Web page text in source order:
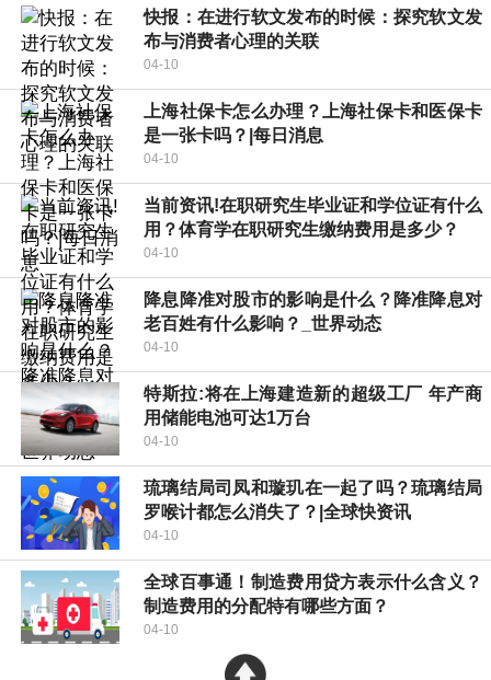
快报：在进行软文发布的时候：探究软文发
布与消费者心理的关联
04-10
上海社保卡怎么办理？上海社保卡和医保卡
是一张卡吗？|每日消息
04-10
当前资讯!在职研究生毕业证和学位证有什么
用？体育学在职研究生缴纳费用是多少？
04-10
降息降准对股市的影响是什么？降准降息对
老百姓有什么影响？_世界动态
04-10
特斯拉:将在上海建造新的超级工厂 年产商
用储能电池可达1万台
04-10
琉璃结局司凤和璇玑在一起了吗？琉璃结局
罗喉计都怎么消失了？|全球快资讯
04-10
全球百事通！制造费用贷方表示什么含义？
制造费用的分配特有哪些方面？
04-10